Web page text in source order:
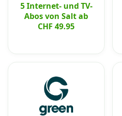
5 Internet- und TV-
Abos von Salt ab
CHF 49.95